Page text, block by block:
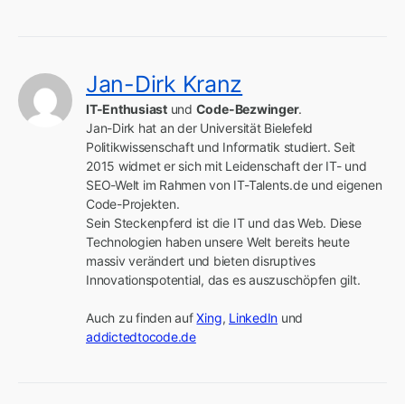
Jan-Dirk Kranz
IT-Enthusiast und Code-Bezwinger.
Jan-Dirk hat an der Universität Bielefeld
Politikwissenschaft und Informatik studiert. Seit
2015 widmet er sich mit Leidenschaft der IT- und
SEO-Welt im Rahmen von IT-Talents.de und eigenen
Code-Projekten.
Sein Steckenpferd ist die IT und das Web. Diese
Technologien haben unsere Welt bereits heute
massiv verändert und bieten disruptives
Innovationspotential, das es auszuschöpfen gilt.
Auch zu finden auf Xing, LinkedIn
addictedtocode.de